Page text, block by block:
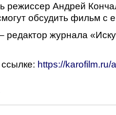
режиссер Андрей
обсудить фильм с
редактор журнала
https://karofilm.ru/